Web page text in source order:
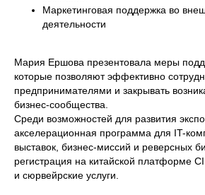
Маркетинговая поддержка во
деятельности
Мария Ершова презентовала меры
которые позволяют эффективно
предпринимателями и закрывать
бизнес-сообщества.
Среди возможностей для развития
акселерационная программа для IT-
выставок, бизнес-миссий и реверсных
регистрация на китайской платформе
и сюрвейрские услуги.